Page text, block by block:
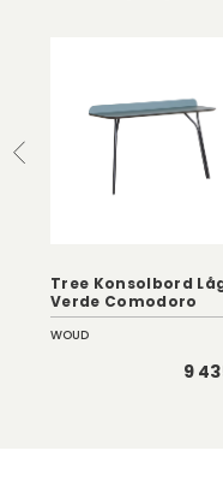
Tree Konsolbord
Verde Comodoro
WOUD
9